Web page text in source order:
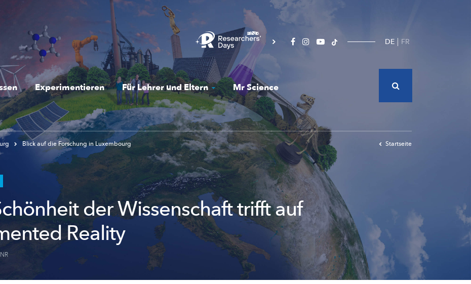
DE FR
Experimentieren Für Lehrer und Eltern Mr Science
Blick auf die Forschung in Luxembourg Startseite
der Wissenschaft trifft auf
Reality